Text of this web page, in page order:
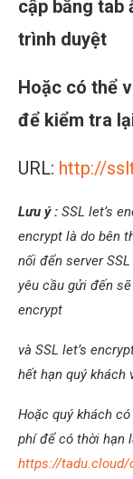
cập bằng tab
trình duyệt
Hoặc có thể
để kiểm tra
URL: http://
Lưu ý : SSL let’s
encrypt là do bên
nối đển server
yêu cầu gửi đến
encrypt
và SSL let’s
hết hạn quý khách
Hoặc quý khách
phí để có thời hạn
https://tadu.cloud/